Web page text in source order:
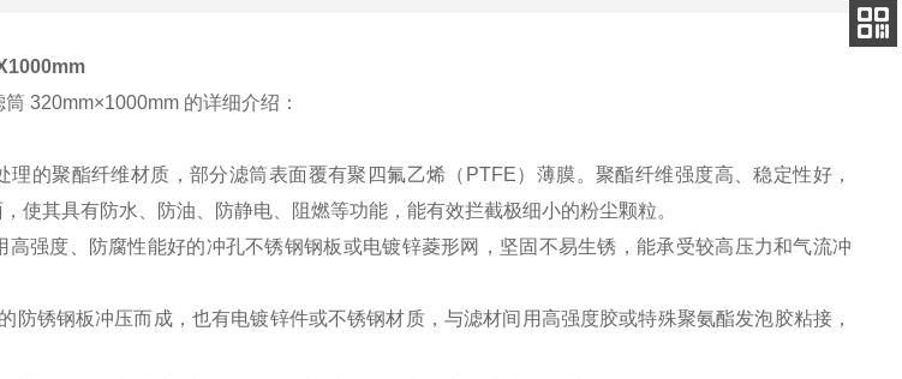
320mm×1000mm 的详细介绍：
理的聚酯纤维材质，部分滤筒表面覆有聚四氟乙烯（PTFE）薄膜。聚酯纤维强度高、稳定性好，
使其具有防水、防油、防静电、阻燃等功能，能有效拦截极细小的粉尘颗粒。
高强度、防腐性能好的冲孔不锈钢钢板或电镀锌菱形网，坚固不易生锈，能承受较高压力和气流冲
防锈钢板冲压而成，也有电镀锌件或不锈钢材质，与滤材间用高强度胶或特殊聚氨酯发泡胶粘接，
客服
电话